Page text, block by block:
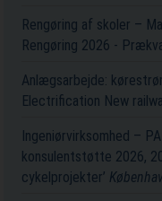
Rengøring af skoler –
Rengøring 2026 -
Anlægsarbejde:
Electrification New
Ingeniørvirksomhed –
konsulentstøtte 2026,
cykelprojekter’